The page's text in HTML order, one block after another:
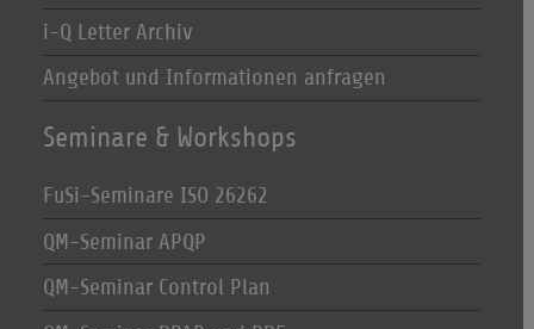
i-Q Letter Archiv
Angebot und Informationen anfragen
Seminare & Workshops
FuSi-Seminare ISO 26262
QM-Seminar APQP
QM-Seminar Control Plan